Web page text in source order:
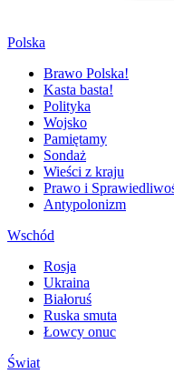
Polska
Brawo Polska!
Kasta basta!
Polityka
Wojsko
Pamiętamy
Sondaż
Wieści z kraju
Prawo i
Antypolonizm
Wschód
Rosja
Ukraina
Białoruś
Ruska smuta
Łowcy onuc
Świat